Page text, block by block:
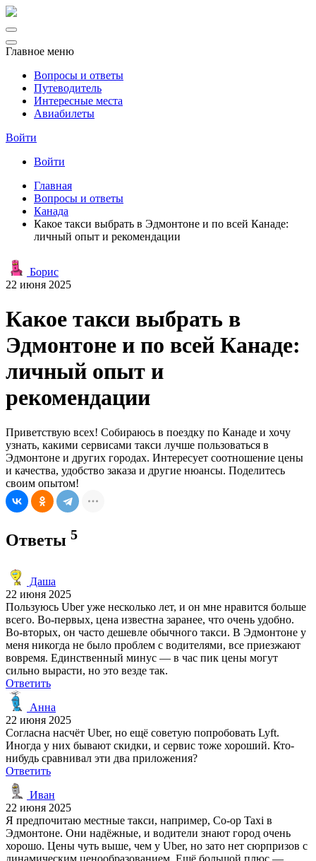
Главное меню
Вопросы и ответы
Путеводитель
Интересные места
Авиабилеты
Войти
Войти
Главная
Вопросы и ответы
Канада
Какое такси выбрать в Эдмонтоне и по всей Канаде:
личный опыт и рекомендации
Борис
22 июня 2025
Какое такси выбрать в
Эдмонтоне и по всей Канаде:
личный опыт и
рекомендации
Приветствую всех! Собираюсь в поездку по Канаде и хочу
узнать, какими сервисами такси лучше пользоваться в
Эдмонтоне и других городах. Интересует соотношение цены
и качества, удобство заказа и другие нюансы. Поделитесь
своим опытом!
Ответы 5
Даша
22 июня 2025
Пользуюсь Uber уже несколько лет, и он мне нравится больше
всего. Во-первых, цена известна заранее, что очень удобно.
Во-вторых, он часто дешевле обычного такси. В Эдмонтоне у
меня никогда не было проблем с водителями, все приезжают
вовремя. Единственный минус — в час пик цены могут
сильно вырасти, но это везде так.
Ответить
Анна
22 июня 2025
Согласна насчёт Uber, но ещё советую попробовать Lyft.
Иногда у них бывают скидки, и сервис тоже хороший. Кто-
нибудь сравнивал эти два приложения?
Ответить
Иван
22 июня 2025
Я предпочитаю местные такси, например, Co-op Taxi в
Эдмонтоне. Они надёжные, и водители знают город очень
хорошо. Цены чуть выше, чем у Uber, но зато нет сюрпризов с
динамическим ценообразованием. Ещё большой плюс —